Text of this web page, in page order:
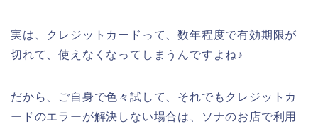
実は、クレジットカードって、数年程度で有効期限が
切れて、使えなくなってしまうんですよね♪
だから、ご自身で色々試して、それでもクレジットカ
ードのエラーが解決しない場合は、ソナのお店で利用